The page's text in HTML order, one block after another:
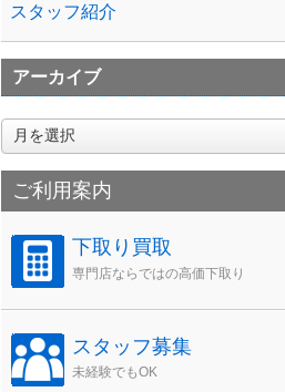
スタッフ紹介
アーカイブ
ア
ー
カ
イ
ブ
ご利用案内
下取り買取
専門店ならではの高価下取り
スタッフ募集
未経験でもOK